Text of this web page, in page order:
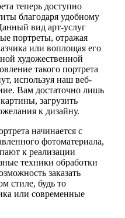
теперь доступно
благодаря удобному
вид арт-услуг
портреты, отражая
или воплощая его
художественной
такого портрета
используя наш веб-
Вам достаточно лишь
загрузить
к дизайну.
начинается с
фотоматериала,
к реализации
техники обработки
заказать
стиле, будь то
или современные